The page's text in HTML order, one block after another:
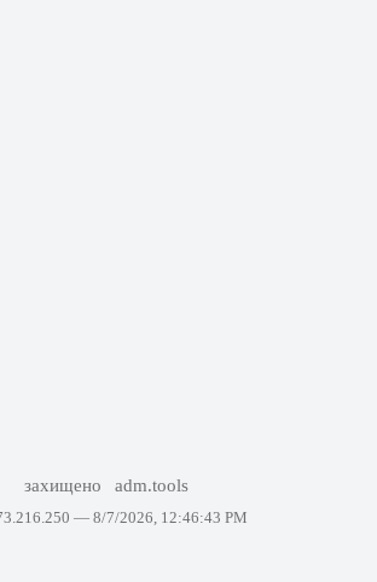
захищено adm.tools
— 8/7/2026, 12:46:43 PM